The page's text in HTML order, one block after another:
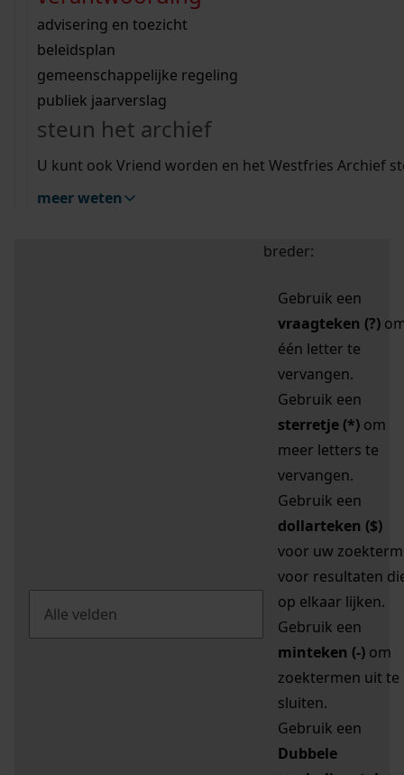
bouwvergunningen
omgevingsvergunningen
vergunningen
beeld en geluid
uitleg nodig?
Wij helpen u op weg met een aantal zoektips.
bekijk alle zoektips
Wij helpen u op weg met een aantal zoektips.
bekijk alle zoektips
bekijk ons geschiedenislokaal
advisering en toezicht
beleidsplan
gemeenschappelijke regeling
publiek jaarverslag
steun het archief
U kunt ook Vriend worden en het Westfries Archief
meer weten
zoektips
Mijn Studiezaal (inloggen)
uw zoekopdracht te
breder:
Gebruik een
vraagteken (?)
één letter te
vervangen.
Gebruik een
sterretje (*) om
meer letters te
vervangen.
Gebruik een
dollarteken ($)
voor uw zoekterm
voor resultaten
op elkaar lijken.
Gebruik een
minteken (-) om
zoektermen uit te
sluiten.
Gebruik een
Dubbele